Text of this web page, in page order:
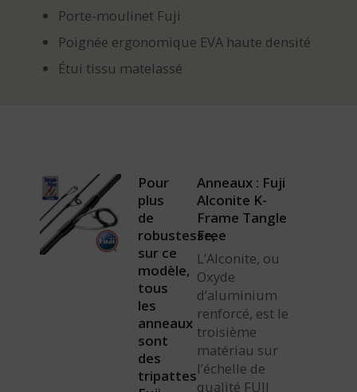
Porte-moulinet Fuji
Poignée ergonomique EVA haute densité
Étui tissu matelassé
Pour
plus
de
robustesse,
sur ce
modèle,
tous
les
anneaux
sont
des
tripattes
Anneaux : Fuji
Alconite K-
Frame Tangle
Free
L’Alconite, ou
Oxyde
d’aluminium
renforcé, est le
troisième
matériau sur
l’échelle de
qualité FUJI